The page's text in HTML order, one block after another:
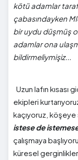
kötü adamlar
çabasındayken
bir uydu düşmüş
adamlar ona
bildirmeliymişiz...
Uzun lafın
ekipleri
kaçıyoruz, köşeye
istese de
çalışmaya
küresel